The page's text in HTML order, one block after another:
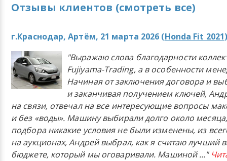
Отзывы клиентов (смотреть все)
г.Краснодар, Артём, 21 марта 2026 (Honda Fit 2021
"Выражаю слова благодарности
Fujiyama-Trading, а в особенности
Начиная от заключения договора и
и заканчивая получением ключей,
на связи, отвечал на все интересующие вопросы
и без «воды». Машину выбирали долго около
подбора никакие условия не были изменены, из
на аукционах, Андрей выбрал, как я считаю лучший
бюджете, который мы оговаривали. Машиной..."